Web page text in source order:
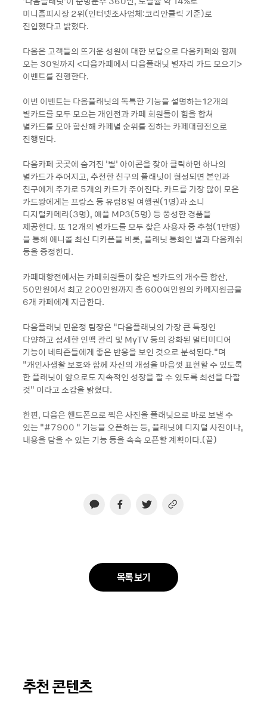
미니홈피시장 2위(인터넷조사업체:코리안클릭 기준)로
진입했다고 밝혔다.
다음은 고객들의 뜨거운 성원에 대한 보답으로 다음카페와 함께
오는 30일까지 <다음카페에서 다음플래닛 별자리 카드 모으기>
이벤트를 진행한다.
이번 이벤트는 다음플래닛의 독특한 기능을 설명하는12개의
별카드를 모두 모으는 개인전과 카페 회원들이 힘을 합쳐
별카드를 모아 합산해 카페별 순위를 정하는 카페대항전으로
진행된다.
다음카페 곳곳에 숨겨진 ‘별’ 아이콘을 찾아 클릭하면 하나의
별카드가 주어지고, 추천한 친구의 플래닛이 형성되면 본인과
친구에게 추가로 5개의 카드가 주어진다. 카드를 가장 많이 모은
카드왕에게는 프랑스 등 유럽8일 여행권(1명)과 소니
디지털카메라(3명), 애플 MP3(5명) 등 풍성한 경품을
제공한다. 또 12개의 별카드를 모두 찾은 사용자 중 추첨(1만명)
을 통해 애니콜 최신 디카폰을 비롯, 플래닛 통화인 별과 다음캐쉬
등을 증정한다.
카페대항전에서는 카페회원들이 찾은 별카드의 개수를 합산,
50만원에서 최고 200만원까지 총 600여만원의 카페지원금을
6개 카페에게 지급한다.
다음플래닛 민윤정 팀장은 “다음플래닛의 가장 큰 특징인
다양하고 섬세한 인맥 관리 및 MyTV 등의 강화된 멀티미디어
기능이 네티즌들에게 좋은 반응을 보인 것으로 분석된다."며
“개인사생활 보호와 함께 자신의 개성을 마음껏 표현할 수 있도록
한 플래닛이 앞으로도 지속적인 성장을 할 수 있도록 최선을 다할
것" 이라고 소감을 밝혔다.
한편, 다음은 핸드폰으로 찍은 사진을 플래닛으로 바로 보낼 수
있는 “#7900 “ 기능을 오픈하는 등, 플래닛에 디지털 사진이나,
내용을 담을 수 있는 기능 등을 속속 오픈할 계획이다.(끝)
목록 보기
추천 콘텐츠